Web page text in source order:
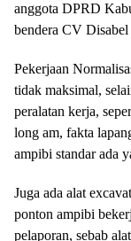
anggota DPRD
bendera CV
Pekerjaan
tidak maksimal,
peralatan kerja,
long am, fakta
ampibi standar ada
Juga ada alat
ponton ampibi
pelaporan, sebab